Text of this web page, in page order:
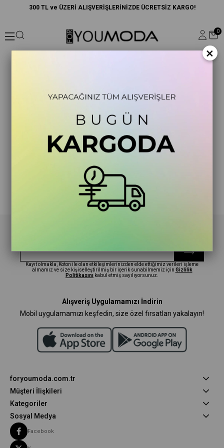
300 TL ve ÜZERİ ALIŞVERİŞLERİNİZDE ÜCRETSİZ KARGO!
0
Kayıt olmakla, Koton ile olan etkileşimlerinizden elde ettiğimiz verileri işleme
almamız ve size kişiselleştirilmiş bir içerik sunabilmemiz için Gizlilik
Politikasını kabul etmiş sayılıyorsunuz.
Alışveriş Uygulamamızı İndirin
Mobil uygulamamızı keşfedin, size özel fırsatları yakalayın!
foryoumoda.com.tr
Müşteri İlişkileri
Kategoriler
Sosyal Medya
Facebook
×